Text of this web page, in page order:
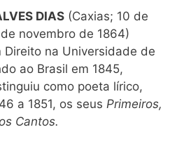
DIAS (Caxias; 10 de
novembro de 1864)
na Universidade de
ao Brasil em 1845,
como poeta lírico,
a 1851, os seus Primeiros,
Cantos.